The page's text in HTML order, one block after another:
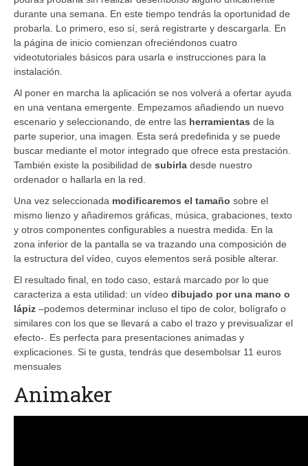
durante una semana. En este tiempo tendrás la oportunidad de
probarla. Lo primero, eso sí, será registrarte y descargarla. En
la página de inicio comienzan ofreciéndonos cuatro
videotutoriales básicos para usarla e instrucciones para la
instalación.
Al poner en marcha la aplicación se nos volverá a ofertar ayuda
en una ventana emergente. Empezamos añadiendo un nuevo
escenario y seleccionando, de entre las herramientas de la
parte superior, una imagen. Esta será predefinida y se puede
buscar mediante el motor integrado que ofrece esta prestación.
También existe la posibilidad de subirla desde nuestro
ordenador o hallarla en la red.
Una vez seleccionada modificaremos el tamaño sobre el
mismo lienzo y añadiremos gráficas, música, grabaciones, texto
y otros componentes configurables a nuestra medida. En la
zona inferior de la pantalla se va trazando una composición de
la estructura del vídeo, cuyos elementos será posible alterar.
El resultado final, en todo caso, estará marcado por lo que
caracteriza a esta utilidad: un vídeo dibujado por una mano o
lápiz –podemos determinar incluso el tipo de color, bolígrafo o
similares con los que se llevará a cabo el trazo y previsualizar el
efecto-. Es perfecta para presentaciones animadas y
explicaciones. Si te gusta, tendrás que desembolsar 11 euros
mensuales
Animaker